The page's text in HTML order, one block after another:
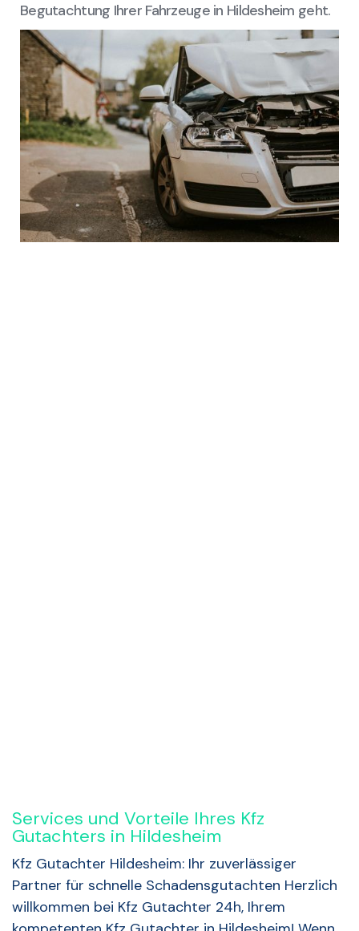
Begutachtung Ihrer Fahrzeuge in Hildesheim geht.
Services und Vorteile Ihres Kfz
Gutachters in Hildesheim
Kfz Gutachter Hildesheim: Ihr zuverlässiger
Partner für schnelle Schadensgutachten Herzlich
willkommen bei Kfz Gutachter 24h, Ihrem